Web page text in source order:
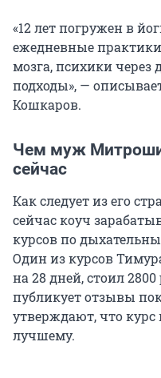
«12 лет погружен в
ежедневные
мозга, психики через
подходы», —
Кошкаров.
Чем муж
сейчас
Как следует из его
сейчас коуч
курсов по
Один из курсов
на 28 дней, стоил
публикует отзывы
утверждают, что
лучшему.